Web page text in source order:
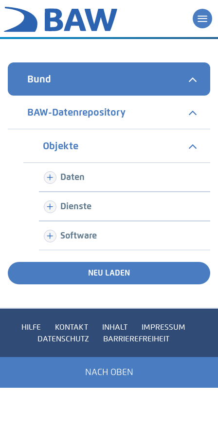
Bund
BAW-Datenrepository
Objekte
Daten
Dienste
Software
NEU LADEN
HILFE KONTAKT INHALT
IMPRESSUM
DATENSCHUTZ
BARRIEREFREIHEIT
NACH OBEN